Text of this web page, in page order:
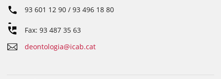
93 601 12 90 / 93 496 18 80
Fax: 93 487 35 63
deontologia@icab.cat